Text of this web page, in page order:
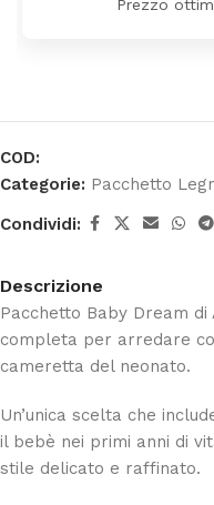
Prezzo
COD:
Categorie: Pacchetto
Condividi:
Descrizione
Pacchetto Baby Dream
completa per arredare
cameretta del neonato.
Un’unica scelta che
il bebè nei primi anni di
stile delicato e raffinato.